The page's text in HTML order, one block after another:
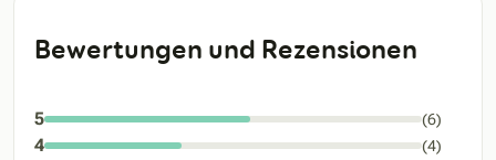
Bewertungen und Rezensionen
5 (6)
4 (4)